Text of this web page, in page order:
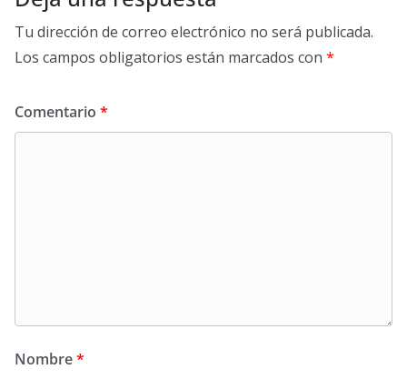
Tu dirección de correo electrónico no será publicada.
Los campos obligatorios están marcados con *
Comentario *
Nombre*